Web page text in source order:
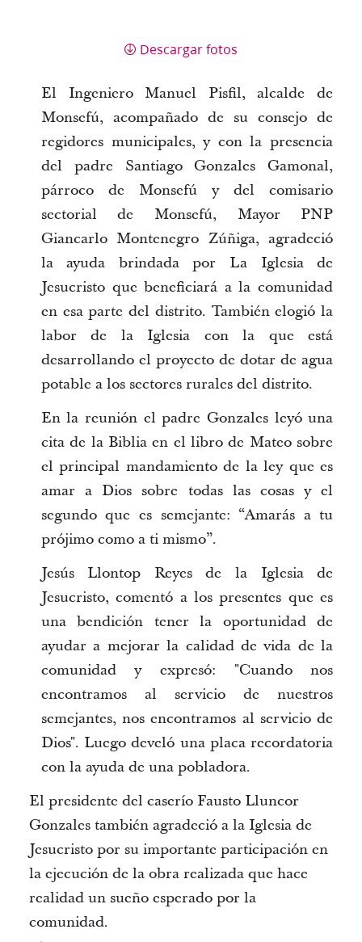
Descargar fotos
El Ingeniero Manuel Pisfil, alcalde de
Monsefú, acompañado de su consejo de
regidores municipales, y con la presencia
del padre Santiago Gonzales Gamonal,
párroco de Monsefú y del comisario
sectorial de Monsefú, Mayor PNP
Giancarlo Montenegro Zúñiga, agradeció
la ayuda brindada por La Iglesia de
Jesucristo que beneficiará a la comunidad
en esa parte del distrito. También elogió la
labor de la Iglesia con la que está
desarrollando el proyecto de dotar de agua
potable a los sectores rurales del distrito.
En la reunión el padre Gonzales leyó una
cita de la Biblia en el libro de Mateo sobre
el principal mandamiento de la ley que es
amar a Dios sobre todas las cosas y el
segundo que es semejante: “Amarás a tu
prójimo como a ti mismo”.
Jesús Llontop Reyes de la Iglesia de
Jesucristo, comentó a los presentes que es
una bendición tener la oportunidad de
ayudar a mejorar la calidad de vida de la
comunidad y expresó: "Cuando nos
encontramos al servicio de nuestros
semejantes, nos encontramos al servicio de
Dios". Luego develó una placa recordatoria
con la ayuda de una pobladora.
El presidente del caserío Fausto Lluncor
Gonzales también agradeció a la Iglesia de
Jesucristo por su importante participación en
la ejecución de la obra realizada que hace
realidad un sueño esperado por la
comunidad.